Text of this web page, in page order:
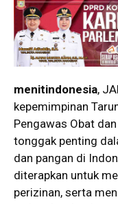
menitindonesia,
kepemimpinan
Pengawas Obat
tonggak penting
dan pangan di
diterapkan untuk
perizinan, serta